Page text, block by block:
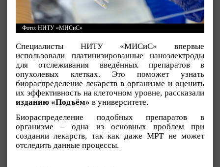
Фото: НИТУ «МИСиС»
Специалисты НИТУ «МИСиС» впервые
использовали платинизированные наноэлектроды
для отслеживания введённых препаратов в
опухолевых клетках. Это поможет узнать
биораспределение лекарств в организме и оценить
их эффективность на клеточном уровне, рассказали
изданию «Подъём» в университете.
Биораспределение подобных препаратов в
организме – одна из основных проблем при
создании лекарств, так как даже МРТ не может
отследить данные процессы.